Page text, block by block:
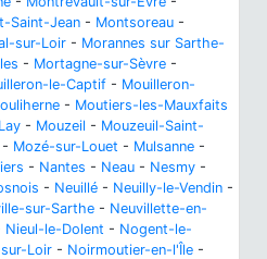
Saint-Jean - Montsoreau -
sur-Loir - Morannes sur Sarthe-
- Mortagne-sur-Sèvre -
le-Captif - Mouilleron-
- Moutiers-les-Mauxfaits
- Mouzeil - Mouzeuil-Saint-
- Mozé-sur-Louet - Mulsanne -
- Nantes - Neau - Nesmy -
- Neuillé - Neuilly-le-Vendin -
sur-Sarthe - Neuvillette-en-
Nieul-le-Dolent - Nogent-le-
Loir - Noirmoutier-en-l'Île -